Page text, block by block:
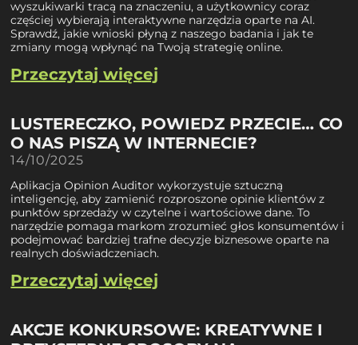
wyszukiwarki tracą na znaczeniu, a użytkownicy coraz
częściej wybierają interaktywne narzędzia oparte na AI.
Sprawdź, jakie wnioski płyną z naszego badania i jak te
zmiany mogą wpłynąć na Twoją strategię online.
Przeczytaj więcej
LUSTERECZKO, POWIEDZ PRZECIE… CO
O NAS PISZĄ W INTERNECIE?
14/10/2025
Aplikacja Opinion Auditor wykorzystuje sztuczną
inteligencję, aby zamienić rozproszone opinie klientów z
punktów sprzedaży w czytelne i wartościowe dane. To
narzędzie pomaga markom zrozumieć głos konsumentów i
podejmować bardziej trafne decyzje biznesowe oparte na
realnych doświadczeniach.
Przeczytaj więcej
AKCJE KONKURSOWE: KREATYWNE I